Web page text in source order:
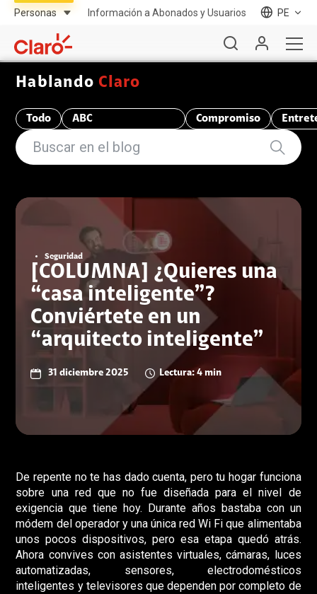
Información a Abonados y Usuarios PE
Hablando Claro
Todo
ABC
Compromiso
Seguridad
[COLUMNA] ¿Quieres una
“casa inteligente”?
Conviértete en un
“arquitecto inteligente”
31 diciembre 2025 Lectura: 4 min
De repente no te has dado cuenta, pero tu hogar funciona
sobre una red que no fue diseñada para el nivel de
exigencia que tiene hoy. Durante años bastaba con un
módem del operador y una única red Wi Fi que alimentaba
unos pocos dispositivos, pero esa etapa quedó atrás.
Ahora convives con asistentes virtuales, cámaras, luces
automatizadas, sensores, electrodomésticos
inteligentes y televisores que dependen por completo de